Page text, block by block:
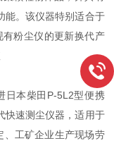
能。该仪器特别适合于
粉尘仪的更新换代产
本柴田P-5L2型便携
快速测尘仪器，适用于
、工矿企业生产现场劳